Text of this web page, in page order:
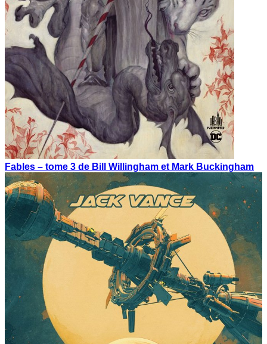
Fables – tome 3 de Bill Willingham et Mark Buckingham